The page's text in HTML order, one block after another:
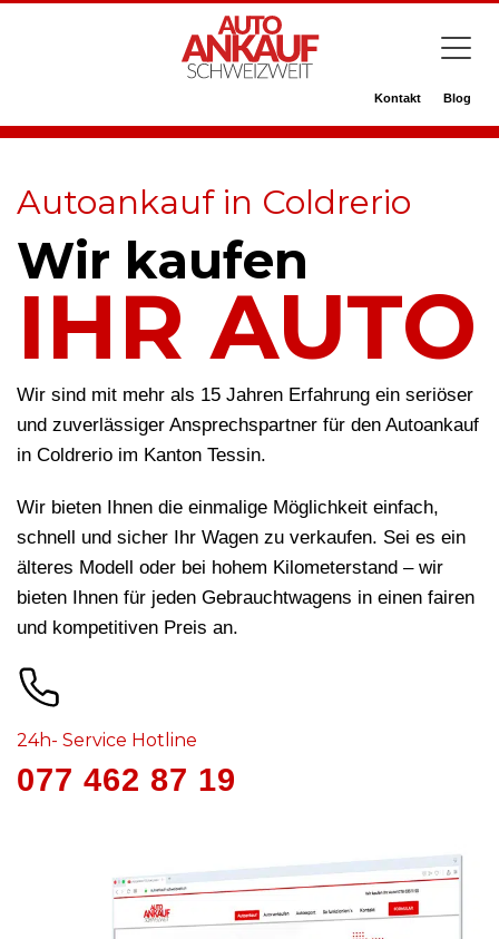
Kontakt Blog
Autoankauf in Coldrerio
Wir kaufen
IHR AUTO
Wir sind mit mehr als 15 Jahren Erfahrung ein seriöser
und zuverlässiger Ansprechspartner für den Autoankauf
in Coldrerio im Kanton Tessin.
Wir bieten Ihnen die einmalige Möglichkeit einfach,
schnell und sicher Ihr Wagen zu verkaufen. Sei es ein
älteres Modell oder bei hohem Kilometerstand – wir
bieten Ihnen für jeden Gebrauchtwagens in einen fairen
und kompetitiven Preis an.
24h- Service Hotline
077 462 87 19